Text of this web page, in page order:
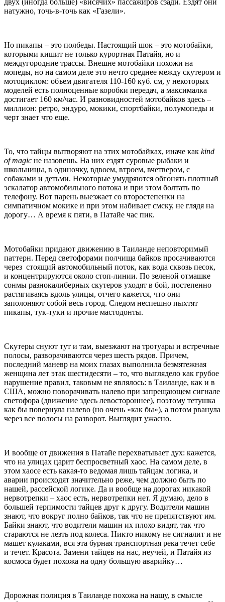
натужно, точь-в-точь как «Газели».
Но пикапы – это полбеды. Настоящий шок – это мотобайки,
которыми кишит не только курортная Патайя, но и
междугородние трассы. Внешне мотобайки похожи на
мопеды, но на самом деле это нечто среднее между скутером и
мотоциклом: объем двигателя 110-160 куб. см, у некоторых
моделей есть полноценные коробки передач, а максималка
достигает 160 км/час. И разновидностей мотобайков здесь –
миллион: ретро, эндуро, мокики, спортбайки, полумопеды и
черт знает что еще.
То, что тайцы вытворяют на этих мотобайках, иначе как kind
ofmagic не назовешь. На них ездят суровые рыбаки и
школьницы, в одиночку, вдвоем, втроем, вчетвером, с
собаками и детьми. Некоторые умудряются обгонять плотный
эскалатор автомобильного потока и при этом болтать по
телефону. Вот парень выезжает со второстепенки на
симпатичном мокике и при этом набивает смску, не глядя на
дорогу… А время к пяти, в Патайе час пик.
Мотобайки придают движению в Таиланде неповторимый
паттерн. Перед светофорами полчища байков просачиваются
через стоящий автомобильный поток, как вода сквозь песок,
и концентрируются около стоп-линии. По зеленой отмашке
сонмы разнокалиберных скутеров уходят в бой, постепенно
растягиваясь вдоль улицы, отчего кажется, что они
заполоняют собой весь город. Следом неспешно пыхтят
пикапы, тук-туки и прочие мастодонты.
Скутеры снуют тут и там, выезжают на тротуары и встречные
полосы, разворачиваются через шесть рядов. Причем,
последний маневр на моих глазах выполнила безмятежная
женщина лет этак шестидесяти – то, что выглядело как грубое
нарушение правил, таковым не являлось: в Таиланде, как и в
США, можно поворачивать налево при запрещающем сигнале
светофора (движение здесь левостороннее), поэтому тетушка
как бы повернула налево (но очень «как бы»), а потом рванула
через все полосы на разворот. Выглядит ужасно.
И вообще от движения в Патайе перехватывает дух: кажется,
что на улицах царит беспросветный хаос. На самом деле, в
этом хаосе есть какая-то ведомая лишь тайцам логика, и
аварии происходят значительно реже, чем должно быть по
нашей, рассейской логике. Да и вообще на дорогах никакой
нервотрепки – хаос есть, нервотрепки нет. Я думаю, дело в
большей терпимости тайцев друг к другу. Водители машин
знают, что вокруг полно байков, так что не препятствуют им.
Байки знают, что водители машин их плохо видят, так что
стараются не лезть под колеса. Никто никому не сигналит и не
машет кулаками, вся эта бурная транспортная река течет себе
и течет. Красота. Замени тайцев на нас, неучей, и Патайя из
космоса будет похожа на одну большую аварийку…
Дорожная полиция в Таиланде похожа на нашу, в смысле